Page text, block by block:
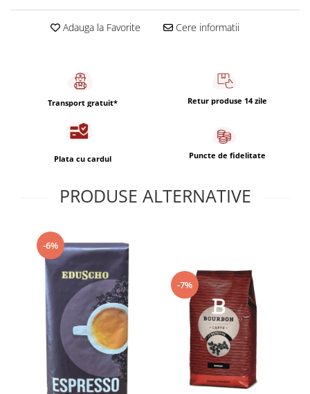
Adauga la Favorite Cere informatii
Transport gratuit* Retur produse 14 zile
Plata cu cardul Puncte de fidelitate
PRODUSE ALTERNATIVE
-6%
-7%